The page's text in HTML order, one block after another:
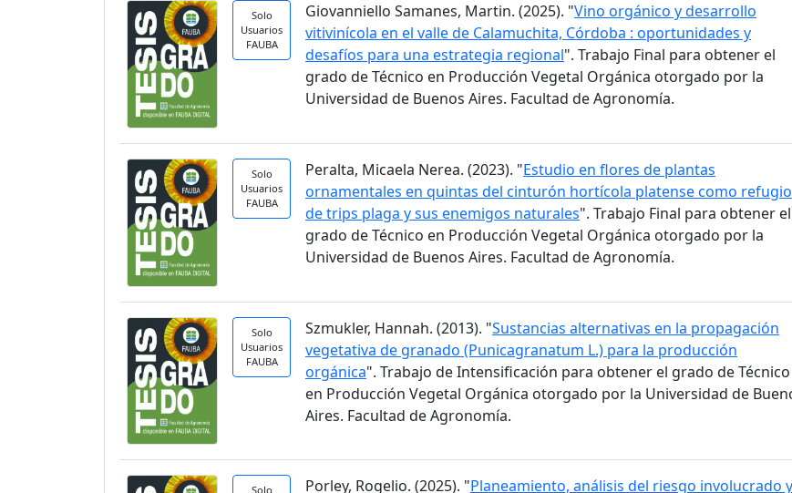
Solo
Usuarios
FAUBA
Giovanniello Samanes, Martin. (2025). "Vino orgánico y desarrollo
vitivinícola en el valle de Calamuchita, Córdoba : oportunidades y
desafíos para una estrategia regional". Trabajo Final para obtener el
grado de Técnico en Producción Vegetal Orgánica otorgado por la
Universidad de Buenos Aires. Facultad de Agronomía.
Solo
Usuarios
FAUBA
Peralta, Micaela Nerea. (2023). "Estudio en flores de plantas
ornamentales en quintas del cinturón hortícola platense como refugio
de trips plaga y sus enemigos naturales". Trabajo Final para obtener el
grado de Técnico en Producción Vegetal Orgánica otorgado por la
Universidad de Buenos Aires. Facultad de Agronomía.
Solo
Usuarios
FAUBA
Szmukler, Hannah. (2013). "Sustancias alternativas en la propagación
vegetativa de granado (Punicagranatum L.) para la producción
orgánica". Trabajo de Intensificación para obtener el grado de Técnico
en Producción Vegetal Orgánica otorgado por la Universidad de
Aires. Facultad de Agronomía.
Solo
Porley, Rogelio. (2025). "Planeamiento, análisis del riesgo involucrado y